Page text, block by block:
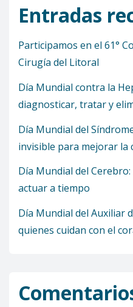
Entradas
Participamos en el 61°
Cirugía del Litoral
Día Mundial contra la
diagnosticar, tratar y
Día Mundial del
invisible para mejorar la
Día Mundial del
actuar a tiempo
Día Mundial del Auxiliar
quienes cuidan con el